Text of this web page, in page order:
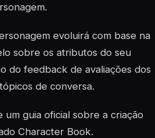
evoluirá com base na
sobre os atributos do seu
do feedback de avaliações dos
de conversa.
guia oficial sobre a criação
Character Book.